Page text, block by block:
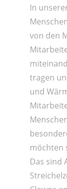
In
von den
tragen
und
möchten
Das sind